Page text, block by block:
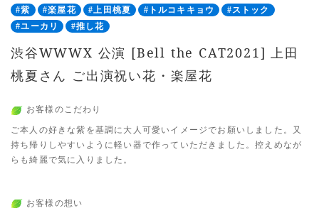
#紫
#楽屋花 #上田桃夏 #トルコキキョウ
#ストック
#ユーカリ
#推し花
渋谷WWWX 公演 [Bell the CAT2021] 上田
桃夏さん ご出演祝い花・楽屋花
お客様のこだわり
ご本人の好きな紫を基調に大人可愛いイメージでお願いしました。又
持ち帰りしやすいように軽い器で作っていただきました。控えめなが
らも綺麗で気に入りました。
お客様の想い